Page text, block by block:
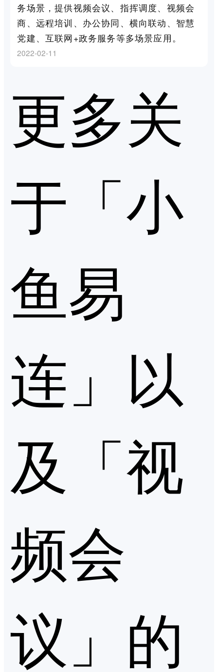
务场景，提供视频会议、指挥调度、视频会
商、远程培训、办公协同、横向联动、智慧
党建、互联网+政务服务等多场景应用。
2022-02-11
更多关
于「小
鱼易
连」以
及「视
频会
议」的